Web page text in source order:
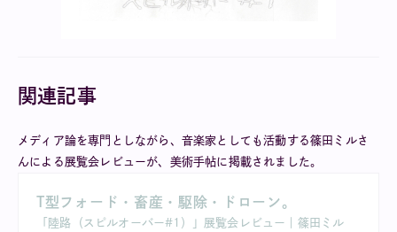
関連記事
メディア論を専門としながら、音楽家としても活動する篠田ミルさ
んによる展覧会レビューが、美術手帖に掲載されました。
T型フォード・畜産・駆除・ドローン。
「陸路（スピルオーバー#1）」展覧会レビュー｜篠田ミル